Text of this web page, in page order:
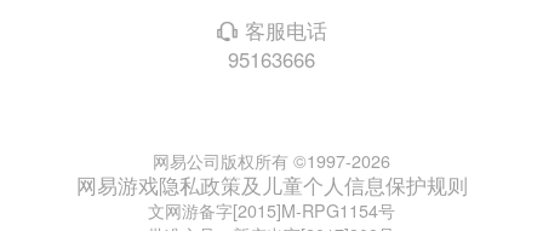
򰀃 客服电话
95163666
网易公司版权所有 ©1997-2026
网易游戏隐私政策及儿童个人信息保护规则
文网游备字[2015]M-RPG1154号